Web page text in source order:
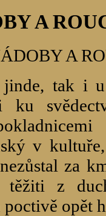
A
A
jinde, tak i
ku
v
za
těžiti z
opět